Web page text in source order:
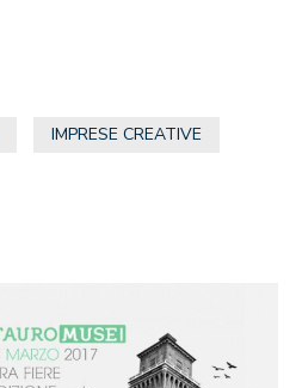
IMPRESE CREATIVE